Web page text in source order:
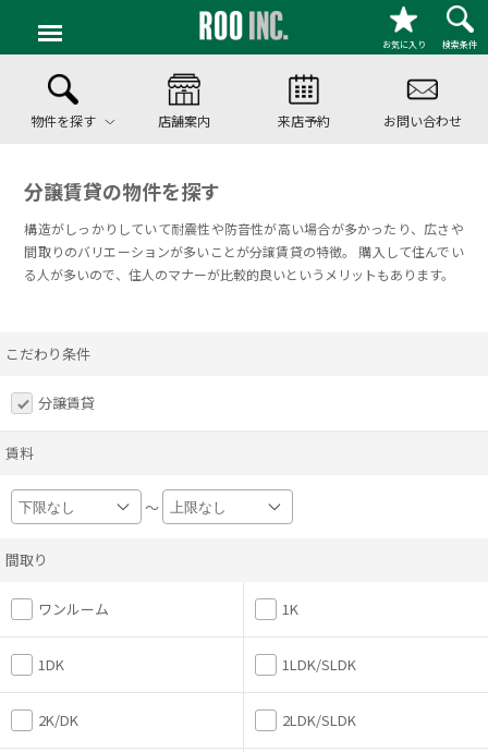
お気に入り 検索条件
物件を探す 店舗案内 来店予約 お問い合わせ
分譲賃貸の物件を探す
構造がしっかりしていて耐震性や防音性が高い場合が多かったり、広さや
間取りのバリエーションが多いことが分譲賃貸の特徴。 購入して住んでい
る人が多いので、住人のマナーが比較的良いというメリットもあります。
こだわり条件
分譲賃貸
賃料
～
間取り
ワンルーム 1K
1DK 1LDK/SLDK
2K/DK 2LDK/SLDK